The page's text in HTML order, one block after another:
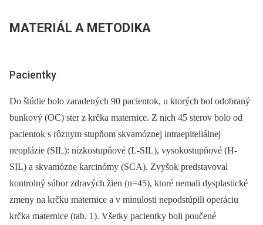
MATERIÁL A METODIKA
Pacientky
Do štúdie bolo zaradených 90 pacientok, u ktorých bol odobraný
bunkový (OC) ster z krčka maternice. Z nich 45 sterov bolo od
pacientok s rôznym stupňom skvamóznej intraepiteliálnej
neoplázie (SIL): nízkostupňové (L-SIL), vysokostupňové (H-
SIL) a skvamózne karcinómy (SCA). Zvyšok predstavoval
kontrolný súbor zdravých žien (n=45), ktoré nemali dysplastické
zmeny na krčku maternice a v minulosti nepodstúpili operáciu
krčka maternice (tab. 1). Všetky pacientky boli poučené